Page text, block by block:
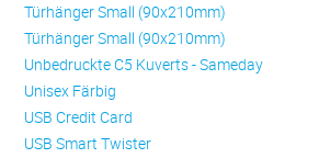
Türhänger Small (90x210mm)
Türhänger Small (90x210mm)
Unbedruckte C5 Kuverts - Sameday
Unisex Färbig
USB Credit Card
USB Smart Twister